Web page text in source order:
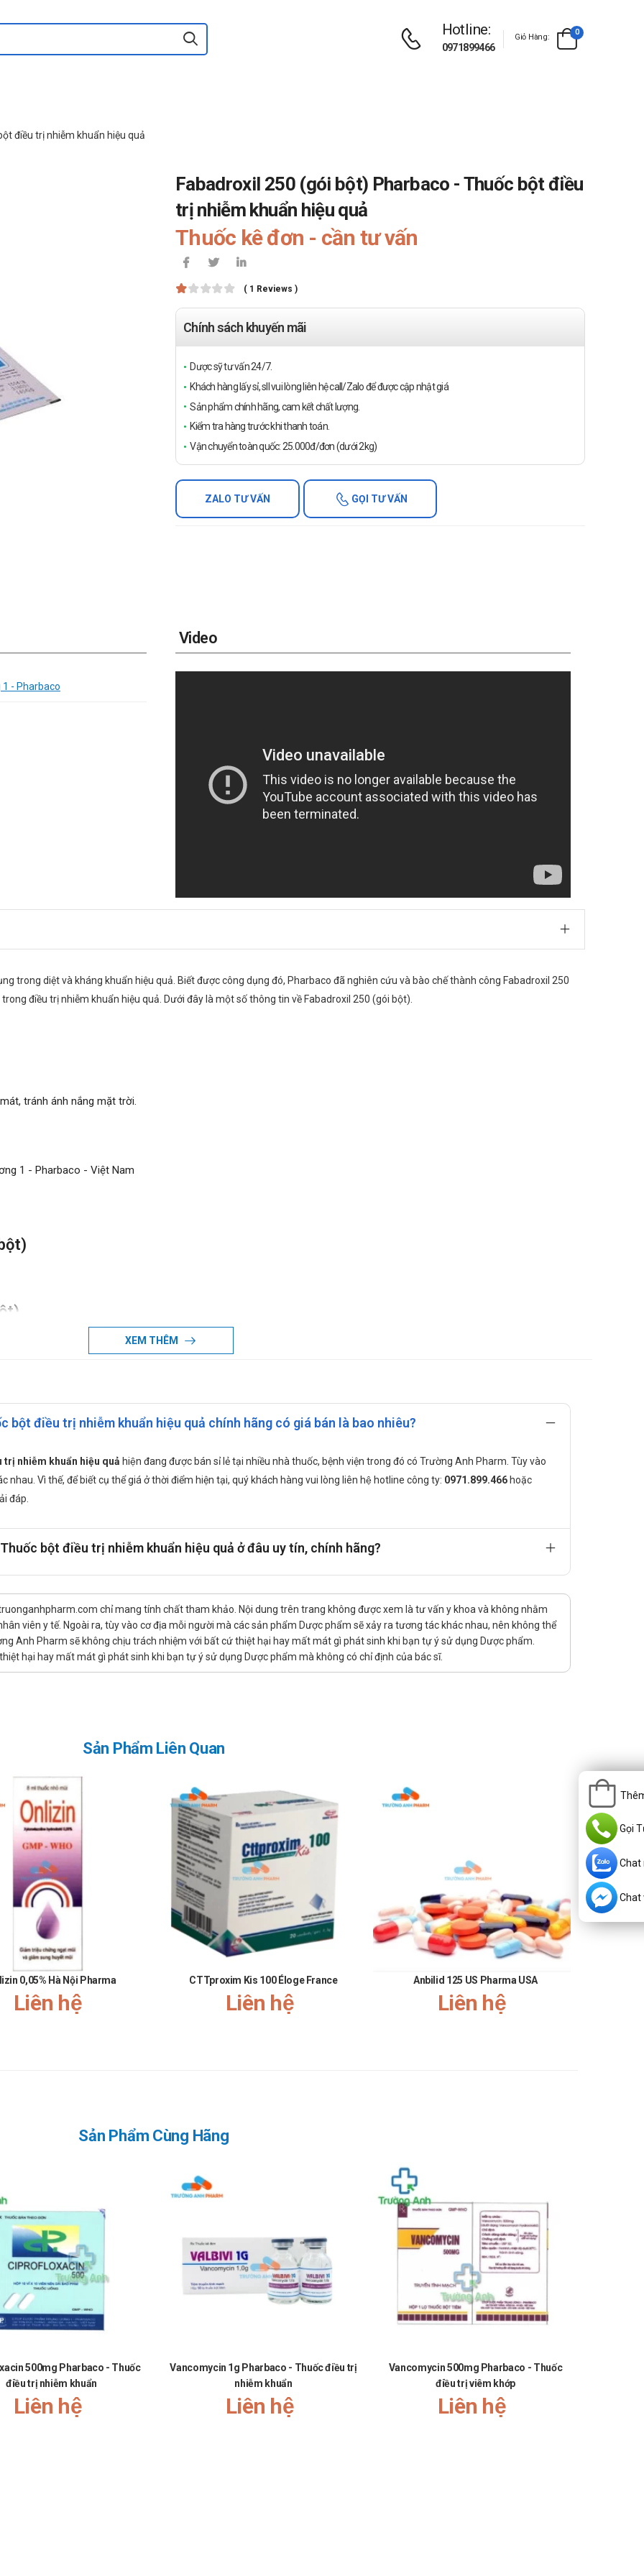
Hotline:
0971899466
Giỏ Hàng:
0
điều trị nhiễm khuẩn hiệu quả
Fabadroxil 250 (gói bột) Pharbaco - Thuốc bột điều
trị nhiễm khuẩn hiệu quả
Thuốc kê đơn - cần tư vấn
( 1 Reviews )
Chính sách khuyến mãi
Dược sỹ tư vấn 24/7.
Khách hàng lấy sỉ, sll vui lòng liên hệ call/Zalo để được cập nhật giá
Sản phẩm chính hãng, cam kết chất lượng.
Kiểm tra hàng trước khi thanh toán.
Vận chuyển toàn quốc: 25.000đ/đơn (dưới 2kg)
ZALO TƯ VẤN GỌI TƯ VẤN
- Pharbaco
Video
trong diệt và kháng khuẩn hiệu quả. Biết được công dụng đó, Pharbaco đã nghiên cứu và bào chế thành công Fabadroxil 250
điều trị nhiễm khuẩn hiệu quả. Dưới đây là một số thông tin về Fabadroxil 250 (gói bột).
tránh ánh nắng mặt trời.
1 - Pharbaco - Việt Nam
có công dụng trong điều trị nhiễm khuẩn như: nhiễm khuẩn đường tiết niệu, nhiễm khuẩn đường hô hấp, nhiễm
bác sĩ
thế nào?
khi uống.
khuyến cáo
theo mức độ nhiễm khuẩn.
điều trị khác nhau. Tham khảo bác sĩ về thời liều điều trị.
gian điều trị khác nhau. Tham khảo bác sĩ về thời gian điều trị.
phần nào có trong sản phẩm.
sử dụng Fabadroxil 250 (gói bột)
bệnh nhân suy thận, bệnh nhân bị bệnh đường tiêu hóa.
các chủng không nhạy cảm. Cần theo dõi người bệnh cẩn thận, nếu bội nhiễm, phải ngừng sử dụng thuốc.
phải khi dùng Fabadroxil 250 (gói bột)
ban da, ngoại ban, mày đay,…có thể xảy ra.
khi sử dụng sản phẩm.
chất muối thay thế chứa kali, Cholestyramin, probenecid, turosemid, aminoglycosid,… ghi nhận tương tác
ý kiến của các bác sĩ trước khi sử dụng.
cho con bú. Tham khảo ý kiến của bác sĩ trước khi sử dụng.
để được nhận hỗ trợ từ các dược sĩ một cách nhanh chóng.
viên gửi lời cảm ơn chân thành và sâu sắc nhất tới Quý khách hàng đã đồng hành, hợp tác cũng như ủng hộ Trường Anh Pharm
hệ của hai bên càng lúc càng bền chặt. Chúng tôi sẽ không ngừng phát triển, nâng cao chất lượng dịch vụ để có thể phục vụ Quý
XEM THÊM
bột điều trị nhiễm khuẩn hiệu quả chính hãng có giá bán là bao nhiêu?
nhiễm khuẩn hiệu quả hiện đang được bán sỉ lẻ tại nhiều nhà thuốc, bệnh viện trong đó có Trường Anh Pharm. Tùy vào
Vì thế, để biết cụ thể giá ở thời điểm hiện tại, quý khách hàng vui lòng liên hệ hotline công ty: 0971.899.466 hoặc
đáp.
bột điều trị nhiễm khuẩn hiệu quả ở đâu uy tín, chính hãng?
chỉ mang tính chất tham khảo. Nội dung trên trang không được xem là tư vấn y khoa và không nhằm
viên y tế. Ngoài ra, tùy vào cơ địa mỗi người mà các sản phẩm Dược phẩm sẽ xảy ra tương tác khác nhau, nên không thể
Anh Pharm sẽ không chịu trách nhiệm với bất cứ thiệt hại hay mất mát gì phát sinh khi bạn tự ý sử dụng Dược phẩm.
hại hay mất mát gì phát sinh khi bạn tự ý sử dụng Dược phẩm mà không có chỉ định của bác sĩ.
Sản Phẩm Liên Quan
0,05% Hà Nội Pharma
Liên hệ
CTTproxim Kis 100 Éloge France
Liên hệ
Anbilid 125 US Pharma USA
Liên hệ
Sản Phẩm Cùng Hãng
500mg Pharbaco - Thuốc
điều trị nhiễm khuẩn
Liên hệ
Vancomycin 1g Pharbaco - Thuốc điều trị
nhiễm khuẩn
Liên hệ
Vancomycin 500mg Pharbaco - Thuốc
điều trị viêm khớp
Liên hệ
Gọi
Chat
Chat